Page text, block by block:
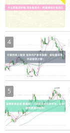
4
5